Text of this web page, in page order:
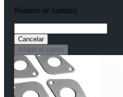
Número de bastidor
Cancelar
Añadir al carrito